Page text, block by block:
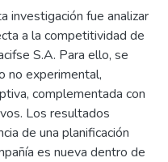
investigación fue analizar
a la competitividad de
S.A. Para ello, se
no experimental,
complementada con
Los resultados
de una planificación
es nueva dentro de